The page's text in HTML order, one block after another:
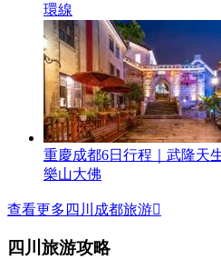
環線
重慶成都6日行程｜武隆天
樂山大佛
查看更多四川成都旅游
四川旅游攻略